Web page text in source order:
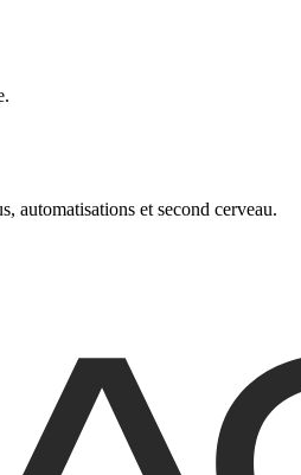
automatisations et second cerveau.